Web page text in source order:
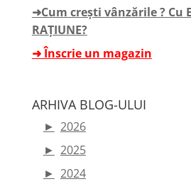
➜Cum crești vânzările ? Cu
RAȚIUNE?
➜ Înscrie un magazin
ARHIVA BLOG-ULUI
► 2026
► 2025
► 2024